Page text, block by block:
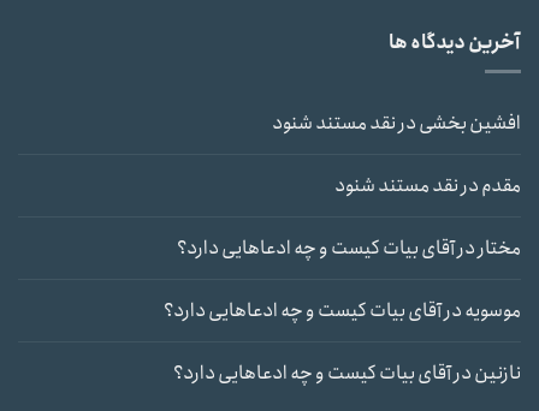
آخرین دیدگاه ها
افشین بخشیدرنقد مستند شنود
مقدمدرنقد مستند شنود
مختاردرآقای بیات کیست و چه ادعاهایی دارد؟
موسویهدرآقای بیات کیست و چه ادعاهایی دارد؟
نازنیندرآقای بیات کیست و چه ادعاهایی دارد؟